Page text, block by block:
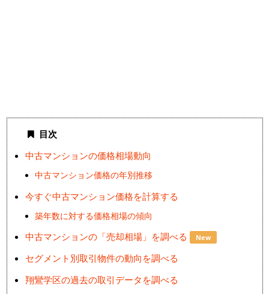
目次
中古マンションの価格相場動向
中古マンション価格の年別推移
今すぐ中古マンション価格を計算する
築年数に対する価格相場の傾向
中古マンションの「売却相場」を調べる New
セグメント別取引物件の動向を調べる
翔鸞学区の過去の取引データを調べる